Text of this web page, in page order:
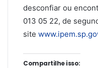
desconfiar ou
013 05 22, de
site
Compartilhe isso: